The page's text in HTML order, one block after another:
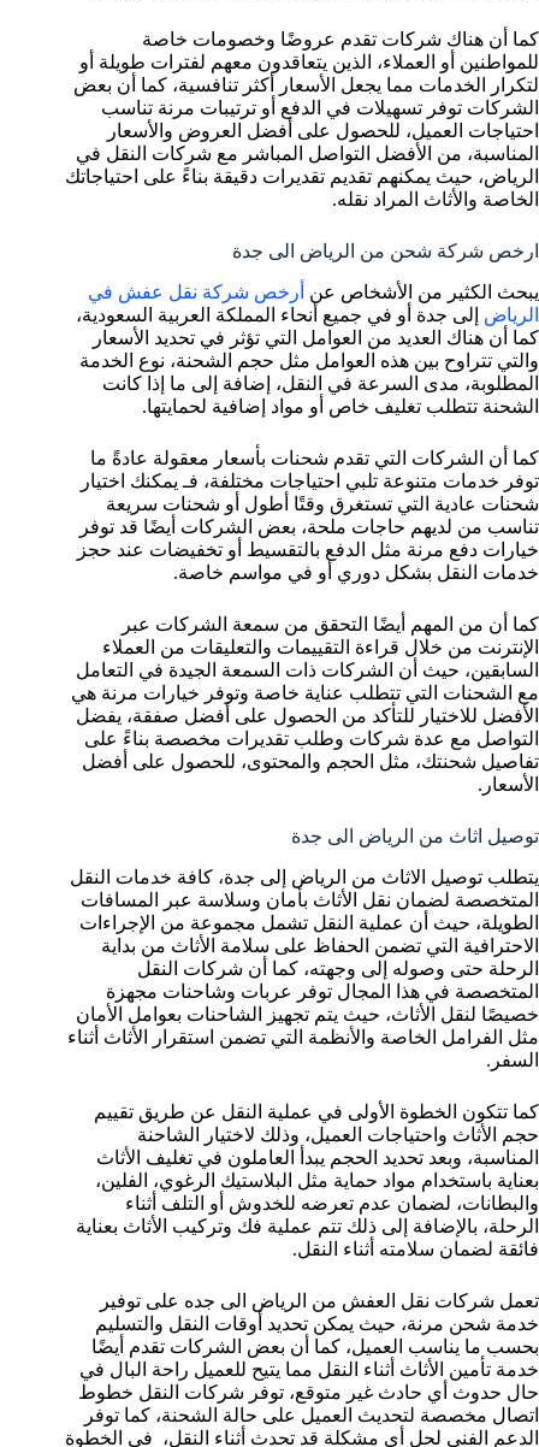
كما أن هناك شركات تقدم عروضًا وخصومات خاصة
للمواطنين أو العملاء، الذين يتعاقدون معهم لفترات طويلة أو
لتكرار الخدمات مما يجعل الأسعار أكثر تنافسية، كما أن بعض
الشركات توفر تسهيلات في الدفع أو ترتيبات مرنة تناسب
احتياجات العميل، للحصول على أفضل العروض والأسعار
المناسبة، من الأفضل التواصل المباشر مع شركات النقل في
الرياض، حيث يمكنهم تقديم تقديرات دقيقة بناءً على احتياجاتك
الخاصة والأثاث المراد نقله.
ارخص شركة شحن من الرياض الى جدة
يبحث الكثير من الأشخاص عن أرخص شركة نقل عفش في
الرياض إلى جدة أو في جميع أنحاء المملكة العربية السعودية،
كما أن هناك العديد من العوامل التي تؤثر في تحديد الأسعار
والتي تتراوح بين هذه العوامل مثل حجم الشحنة، نوع الخدمة
المطلوبة، مدى السرعة في النقل، إضافة إلى ما إذا كانت
الشحنة تتطلب تغليف خاص أو مواد إضافية لحمايتها.
كما أن الشركات التي تقدم شحنات بأسعار معقولة عادةً ما
توفر خدمات متنوعة تلبي احتياجات مختلفة، فـ يمكنك اختيار
شحنات عادية التي تستغرق وقتًا أطول أو شحنات سريعة
تناسب من لديهم حاجات ملحة، بعض الشركات أيضًا قد توفر
خيارات دفع مرنة مثل الدفع بالتقسيط أو تخفيضات عند حجز
خدمات النقل بشكل دوري أو في مواسم خاصة.
كما أن من المهم أيضًا التحقق من سمعة الشركات عبر
الإنترنت من خلال قراءة التقييمات والتعليقات من العملاء
السابقين، حيث أن الشركات ذات السمعة الجيدة في التعامل
مع الشحنات التي تتطلب عناية خاصة وتوفر خيارات مرنة هي
الأفضل للاختيار للتأكد من الحصول على أفضل صفقة، يفضل
التواصل مع عدة شركات وطلب تقديرات مخصصة بناءً على
تفاصيل شحنتك، مثل الحجم والمحتوى، للحصول على أفضل
الأسعار.
توصيل اثاث من الرياض الى جدة
يتطلب توصيل الاثاث من الرياض إلى جدة، كافة خدمات النقل
المتخصصة لضمان نقل الأثاث بأمان وسلاسة عبر المسافات
الطويلة، حيث أن عملية النقل تشمل مجموعة من الإجراءات
الاحترافية التي تضمن الحفاظ على سلامة الأثاث من بداية
الرحلة حتى وصوله إلى وجهته، كما أن شركات النقل
المتخصصة في هذا المجال توفر عربات وشاحنات مجهزة
خصيصًا لنقل الأثاث، حيث يتم تجهيز الشاحنات بعوامل الأمان
مثل الفرامل الخاصة والأنظمة التي تضمن استقرار الأثاث أثناء
السفر.
كما تتكون الخطوة الأولى في عملية النقل عن طريق تقييم
حجم الأثاث واحتياجات العميل، وذلك لاختيار الشاحنة
المناسبة، وبعد تحديد الحجم يبدأ العاملون في تغليف الأثاث
بعناية باستخدام مواد حماية مثل البلاستيك الرغوي، الفلين،
والبطانات، لضمان عدم تعرضه للخدوش أو التلف أثناء
الرحلة، بالإضافة إلى ذلك تتم عملية فك وتركيب الأثاث بعناية
فائقة لضمان سلامته أثناء النقل.
تعمل شركات نقل العفش من الرياض الى جده على توفير
خدمة شحن مرنة، حيث يمكن تحديد أوقات النقل والتسليم
بحسب ما يناسب العميل، كما أن بعض الشركات تقدم أيضًا
خدمة تأمين الأثاث أثناء النقل مما يتيح للعميل راحة البال في
حال حدوث أي حادث غير متوقع، توفر شركات النقل خطوط
اتصال مخصصة لتحديث العميل على حالة الشحنة، كما توفر
الدعم الفني لحل أي مشكلة قد تحدث أثناء النقل، في الخطوة